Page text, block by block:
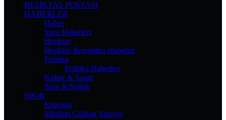
BEŞIKTAŞ POSTASI
HABERLER
Haber
Spor Haberleri
Beşiktaş
Beşiktaş İlçesinden Haberler
Politika
Politika Haberleri
Kültür & Sanat
Spor & Sağlık
SPOR
Röportaj
Müslüm Gülhan Yazıyor